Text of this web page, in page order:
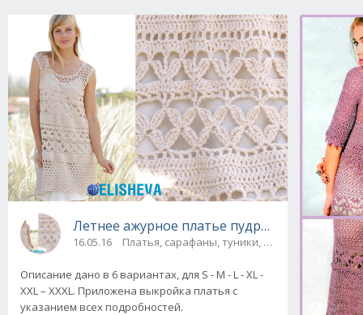
Летнее ажурное платье пудрового цвета
16.05.16 Платья, сарафаны, туники, юбки
Описание дано в 6 вариантах, для S - M - L - XL -
XXL – XXXL. Приложена выкройка платья с
указанием всех подробностей.